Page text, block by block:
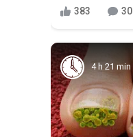
383 30
4 h 21 min